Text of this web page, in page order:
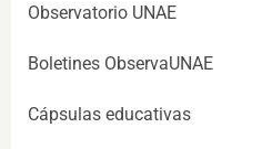
Observatorio UNAE
Boletines ObservaUNAE
Cápsulas educativas